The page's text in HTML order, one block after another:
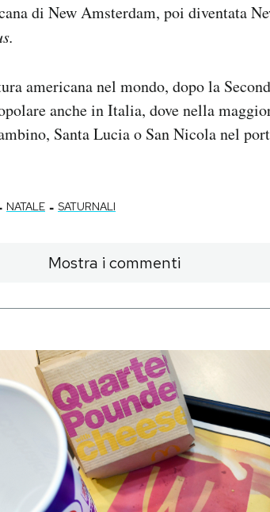
di New Amsterdam, poi diventata
americana nel mondo, dopo la
anche in Italia, dove nella
Santa Lucia o San Nicola nel
NATALE - SATURNALI
Mostra i commenti